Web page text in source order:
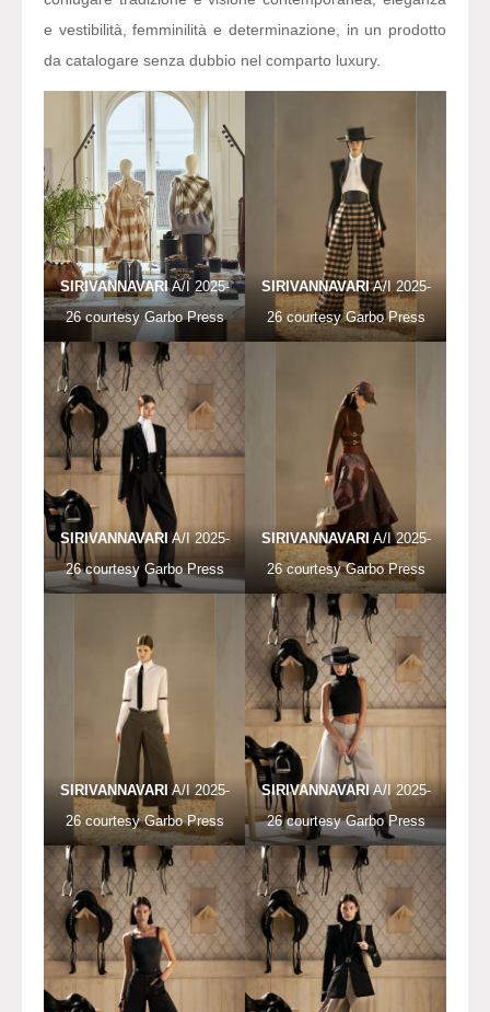
e vestibilità, femminilità e determinazione, in un prodotto
da catalogare senza dubbio nel comparto luxury.
SIRIVANNAVARIA/I 2025-
26 courtesy Garbo Press
SIRIVANNAVARIA/I 2025-
26 courtesy Garbo Press
SIRIVANNAVARI A/I 2025-
26 courtesy Garbo Press
SIRIVANNAVARI A/I 2025-
26 courtesy Garbo Press
SIRIVANNAVARI A/I 2025-
26 courtesy Garbo Press
SIRIVANNAVARIA/I 2025-
26 courtesy Garbo Press